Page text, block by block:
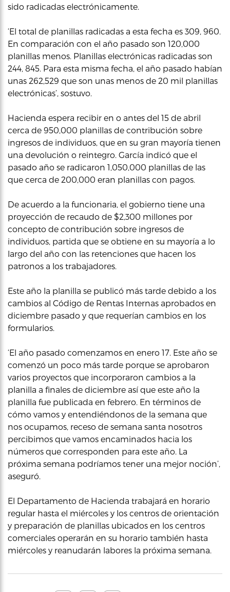
sido radicadas electrónicamente.
‘El total de planillas radicadas a esta fecha es 309, 960.
En comparación con el año pasado son 120,000
planillas menos. Planillas electrónicas radicadas son
244, 845. Para esta misma fecha, el año pasado habían
unas 262,529 que son unas menos de 20 mil planillas
electrónicas’, sostuvo.
Hacienda espera recibir en o antes del 15 de abril
cerca de 950,000 planillas de contribución sobre
ingresos de individuos, que en su gran mayoría tienen
una devolución o reintegro. García indicó que el
pasado año se radicaron 1,050,000 planillas de las
que cerca de 200,000 eran planillas con pagos.
De acuerdo a la funcionaria, el gobierno tiene una
proyección de recaudo de $2,300 millones por
concepto de contribución sobre ingresos de
individuos, partida que se obtiene en su mayoría a lo
largo del año con las retenciones que hacen los
patronos a los trabajadores.
Este año la planilla se publicó más tarde debido a los
cambios al Código de Rentas Internas aprobados en
diciembre pasado y que requerían cambios en los
formularios.
‘El año pasado comenzamos en enero 17. Este año se
comenzó un poco más tarde porque se aprobaron
varios proyectos que incorporaron cambios a la
planilla a finales de diciembre así que este año la
planilla fue publicada en febrero. En términos de
cómo vamos y entendiéndonos de la semana que
nos ocupamos, receso de semana santa nosotros
percibimos que vamos encaminados hacia los
números que corresponden para este año. La
próxima semana podríamos tener una mejor noción’,
aseguró.
El Departamento de Hacienda trabajará en horario
regular hasta el miércoles y los centros de orientación
y preparación de planillas ubicados en los centros
comerciales operarán en su horario también hasta
miércoles y reanudarán labores la próxima semana.